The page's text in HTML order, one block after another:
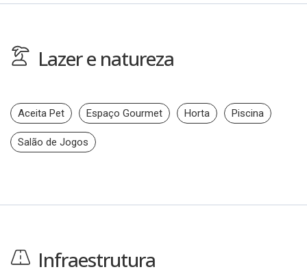
Lazer e natureza
Aceita Pet Espaço Gourmet Horta Piscina
Salão de Jogos
Infraestrutura